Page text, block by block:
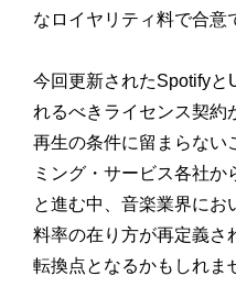
なロイヤリティ料で合意
今回更新されたSpotifyと
れるべきライセンス契約
再生の条件に留まらない
ミング・サービス各社
と進む中、音楽業界にお
料率の在り方が再定義さ
転換点となるかもしれま